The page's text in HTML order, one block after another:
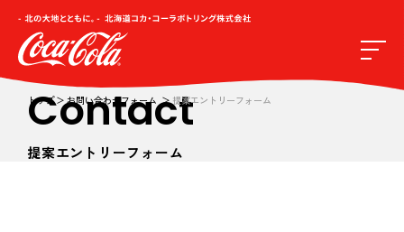
トップ お問い合わせフォーム 提案エントリーフォーム
Contact
提案エントリーフォーム